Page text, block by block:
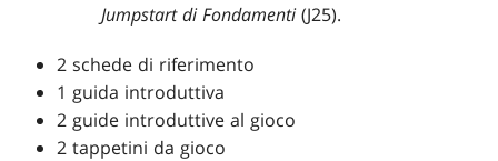
Jumpstart di Fondamenti (J25).
2 schede di riferimento
1 guida introduttiva
2 guide introduttive al gioco
2 tappetini da gioco